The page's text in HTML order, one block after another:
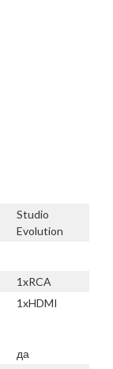
Studio
Evolution
1xRCA
1xHDMI
да